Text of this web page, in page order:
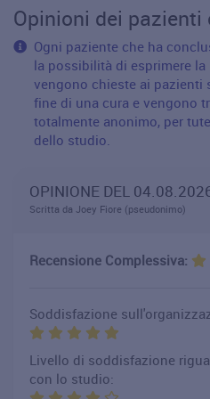
Opinioni dei pazienti
Ogni paziente che ha
la possibilità di esprimere
vengono chieste ai pazienti
fine di una cura e vengono
totalmente anonimo, per
dello studio.
OPINIONE DEL
Scritta da Joey Fiore (pseudonimo)
Recensione Complessiva:
Soddisfazione
Livello di soddisfazione
con lo studio: